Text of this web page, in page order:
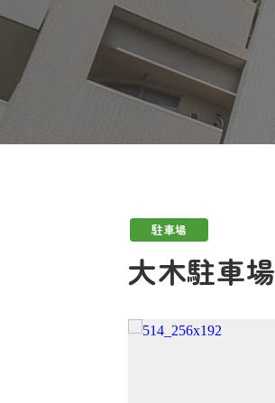
駐車場
大木駐車場